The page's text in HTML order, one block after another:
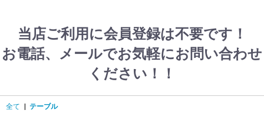
当店ご利用に会員登録は不要です！
お電話、メールでお気軽にお問い合わせ
ください！！
全て テーブル